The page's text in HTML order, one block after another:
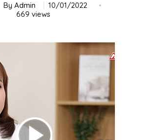
By Admin
10/01/2022
669 views